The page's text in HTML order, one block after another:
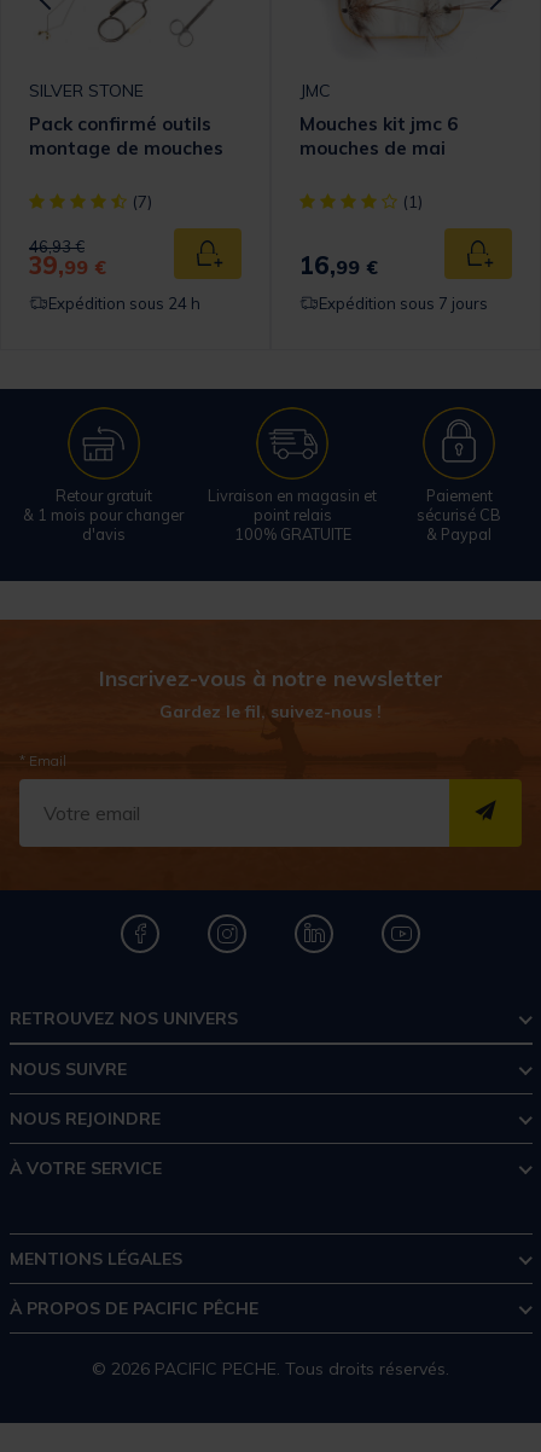
panier
SILVER STONE
Pack confirmé outils
montage de mouches
[object Object] out of 5 Customer Rating
(7)
Price reduced from
46,93 €to
39,99 € Ajouter au panier
Expédition sous 24 h
JMC
Mouches kit jmc 6
mouches de mai
[object Object] out of 5
(1)
16,99 €
Expédition sous 7 jours
Retour gratuit
& 1 mois pour changer
d'avis
Livraison en magasin et
point relais
100% GRATUITE
Paiement
sécurisé CB
& Paypal
Inscrivez-vous à notre newsletter
Gardez le fil, suivez-nous !
* Email
RETROUVEZ NOS UNIVERS
NOUS SUIVRE
NOUS REJOINDRE
À VOTRE SERVICE
MENTIONS LÉGALES
À PROPOS DE PACIFIC PÊCHE
© 2026 PACIFIC PECHE. Tous droits réservés.